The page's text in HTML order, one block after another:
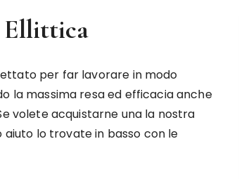
Ellittica
per far lavorare in modo
la massima resa ed efficacia anche
volete acquistarne una la nostra
lo trovate in basso con le